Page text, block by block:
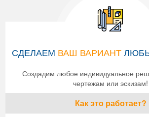
СДЕЛАЕМ ВАШ ВАРИАНТ
Создадим любое индивидуальное
чертежам или эскизам!
Как это работает?